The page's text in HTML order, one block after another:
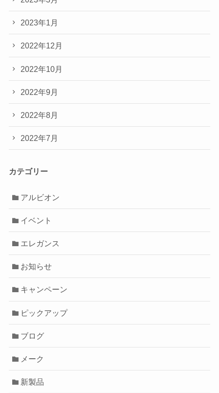
2023年1月
2022年12月
2022年10月
2022年9月
2022年8月
2022年7月
カテゴリー
アルビオン
イベント
エレガンス
お知らせ
キャンペーン
ピックアップ
ブログ
メーク
新製品